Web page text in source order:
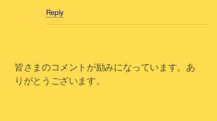
Reply
皆さまのコメントが励みになっています。あ
りがとうございます。